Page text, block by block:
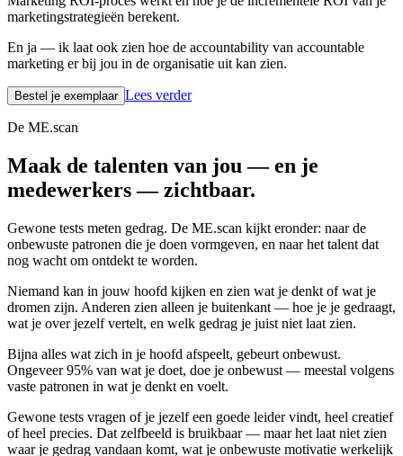
marketingstrategieën berekent.
En ja — ik laat ook zien hoe de accountability van accountable
marketing er bij jou in de organisatie uit kan zien.
Bestel je exemplaar Lees verder
De ME.scan
Maak de talenten van jou — en je
medewerkers — zichtbaar.
Gewone tests meten gedrag. De ME.scan kijkt eronder: naar de
onbewuste patronen die je doen vormgeven, en naar het talent dat
nog wacht om ontdekt te worden.
Niemand kan in jouw hoofd kijken en zien wat je denkt of wat je
dromen zijn. Anderen zien alleen je buitenkant — hoe je je gedraagt,
wat je over jezelf vertelt, en welk gedrag je juist niet laat zien.
Bijna alles wat zich in je hoofd afspeelt, gebeurt onbewust.
Ongeveer 95% van wat je doet, doe je onbewust — meestal volgens
vaste patronen in wat je denkt en voelt.
Gewone tests vragen of je jezelf een goede leider vindt, heel creatief
of heel precies. Dat zelfbeeld is bruikbaar — maar het laat niet zien
waar je gedrag vandaan komt, wat je onbewuste motivatie werkelijk